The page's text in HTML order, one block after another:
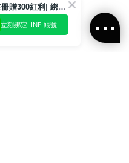
官網註冊贈300紅利| 綁定LINE再領取專屬優惠
立刻綁定LINE 帳號